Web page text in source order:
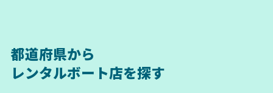
都道府県から
レンタルボート店を探す